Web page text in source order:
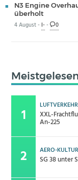
N3 Engine
überholt
4 August - I-- 0
LUFTVERKEHR
XXL-
An-225
AERO-KULTUR
SG 38 unter